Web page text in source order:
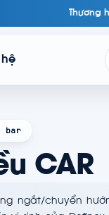
Thương
hệ
bar
CAR
ngắt/chuyển